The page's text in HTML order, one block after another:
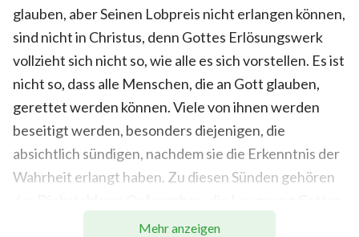
glauben, aber Seinen Lobpreis nicht erlangen können,
sind nicht in Christus, denn Gottes Erlösungswerk
vollzieht sich nicht so, wie alle es sich vorstellen. Es ist
nicht so, dass alle Menschen, die an Gott glauben,
gerettet werden können. Viele von ihnen werden
beseitigt werden, besonders diejenigen, die
absichtlich sündigen, nachdem sie die Erkenntnis der
Wahrheit erlangt haben. Zu diesen Sünden gehören
der Verrat an Gott, die Wahrheit nicht auszuüben,
Mehr anzeigen